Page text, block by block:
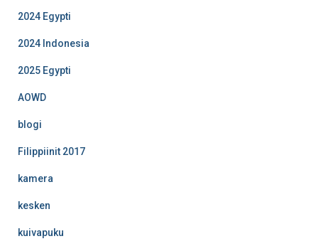
2024 Egypti
2024 Indonesia
2025 Egypti
AOWD
blogi
Filippiinit 2017
kamera
kesken
kuivapuku